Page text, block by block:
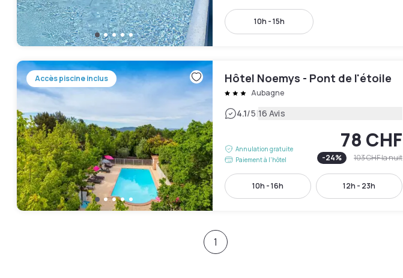
10h - 15h
Accès piscine inclus Hôtel Noemys - Pont de l'étoile
Aubagne
4.1/5|16 Avis
Annulation gratuite
Paiement à l'hôtel
78 CHF
-24% 103 CHFla nuit
10h - 16h 12h - 23h
1